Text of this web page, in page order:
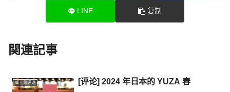
LINE 复制
関連記事
威士忌评论 [评论] 2024 年日本的 YUZA 春